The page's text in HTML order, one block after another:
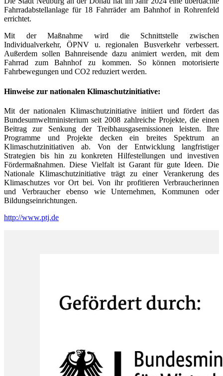
Fahrradabstellanlage für 18 Fahrräder am Bahnhof in Rohrenfeld
errichtet.
Mit der Maßnahme wird die Schnittstelle zwischen
Individualverkehr, ÖPNV u. regionalen Busverkehr verbessert.
Außerdem sollen Bahnreisende dazu animiert werden, mit dem
Fahrrad zum Bahnhof zu kommen. So können motorisierte
Fahrbewegungen und CO2 reduziert werden.
Hinweise zur nationalen Klimaschutzinitiative:
Mit der nationalen Klimaschutzinitiative initiiert und fördert das
Bundesumweltministerium seit 2008 zahlreiche Projekte, die einen
Beitrag zur Senkung der Treibhausgasemissionen leisten. Ihre
Programme und Projekte decken ein breites Spektrum an
Klimaschutzinitiativen ab. Von der Entwicklung langfristiger
Strategien bis hin zu konkreten Hilfestellungen und investiven
Fördermaßnahmen. Diese Vielfalt ist Garant für gute Ideen. Die
Nationale Klimaschutzinitiative trägt zu einer Verankerung des
Klimaschutzes vor Ort bei. Von ihr profitieren Verbraucherinnen
und Verbraucher ebenso wie Unternehmen, Kommunen oder
Bildungseinrichtungen.
http://www.ptj.de